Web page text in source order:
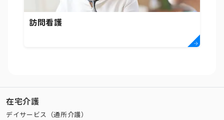
訪問看護
在宅介護
デイサービス（通所介護）